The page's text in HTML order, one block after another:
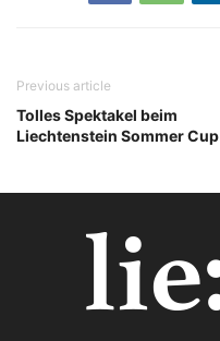
Previous article
Tolles Spektakel beim
Liechtenstein Sommer Cup